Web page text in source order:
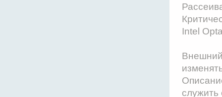
Intel
Внешний